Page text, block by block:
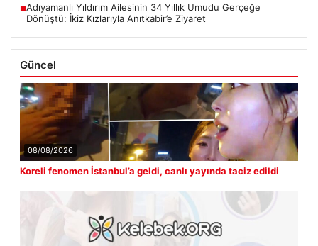
■Adıyamanlı Yıldırım Ailesinin 34 Yıllık Umudu Gerçeğe
Dönüştü: İkiz Kızlarıyla Anıtkabir’e Ziyaret
Güncel
08/08/2026
Koreli fenomen İstanbul’a geldi, canlı yayında taciz edildi